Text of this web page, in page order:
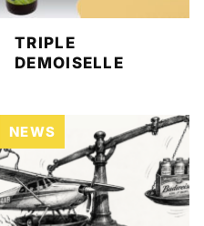
TRIPLE
DEMOISELLE
NEWS